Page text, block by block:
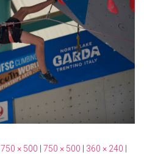
750 × 500 | 750 × 500 | 360 × 240 |